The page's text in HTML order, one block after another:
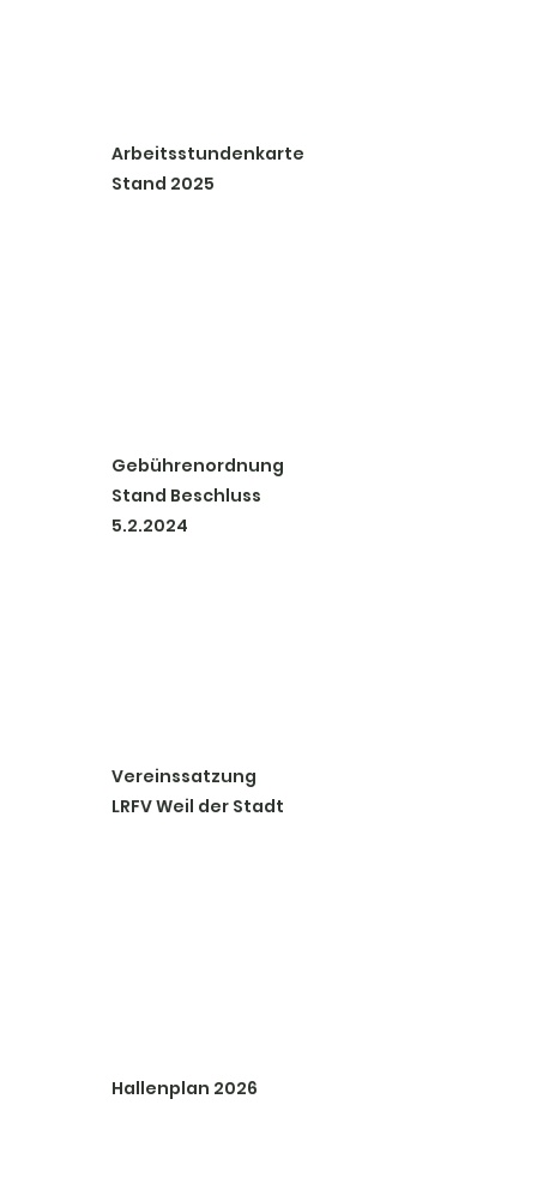
Arbeitsstundenkarte
Stand 2025
Gebührenordnung
Stand Beschluss
5.2.2024
Vereinssatzung
LRFV Weil der Stadt
Hallenplan 2026